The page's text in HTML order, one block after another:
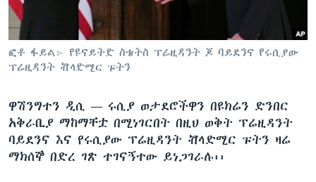
ቋንቋዎች
ፎቶ ፋይል፦ የዩናይትድ ስቴትስ ፕሬዚዳንት ጆ ባይደንና የሩሲያው
ፕሬዚዳንት ቭላድሚር ፑትን
ዋሽንግተን ዲሲ — ሩሲያ ወታደሮችዋን በዩክሬን ድንበር
አቅራቢያ ማከማቸቷ በሚነገርበት በዚህ ወቅት ፕሬዚዳንት
ባይደንና እና የሩሲያው ፕሬዚዳንት ቭላድሚር ፑትን ዛሬ
ማክሰኞ በድረ ገጽ ተገናኝተው ይነጋገራሉ፡፡